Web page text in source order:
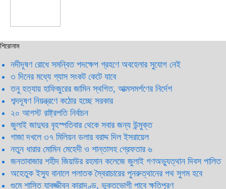
শিরোনাম
নদীদূষণ রোধে সমন্বিত পদক্ষেপ গ্রহণে অবহেলার সুযোগ নেই
৩ দিনের মধ্যে গ্যাস সংকট কেটে যাবে
তনু হত্যায় হাফিজুরের জামিন স্থগিত, আত্মসমর্পণের নির্দেশ
শব্দদূষণ নিয়ন্ত্রণে কঠোর হচ্ছে সরকার
২০ আগস্ট রাষ্ট্রপতি নির্বাচন
জুলাই জাদুঘর বৃহস্পতিবার থেকে সবার জন্য উন্মুক্ত
গাজা দখলে ৩৭ মিলিয়ন ডলার বরাদ্দ দিল ইসরায়েল
নতুন ধারার মোমিন মেহেদী ও শান্তাসহ গ্রেফতার ৬
জনতাবাজার শহীদ জিয়াউর রহমান কলেজে জুলাই গণঅভ্যুত্থান দিবস পালিত
অহেতুক ইস্যু বানালে পলাতক স্বৈরাচারের পুনরুত্থানের পথ সুগম হবে
গুমে শাস্তি যাবজ্জীবন কারাদণ্ড, ভুক্তভোগী পাবে ক্ষতিপূরণ